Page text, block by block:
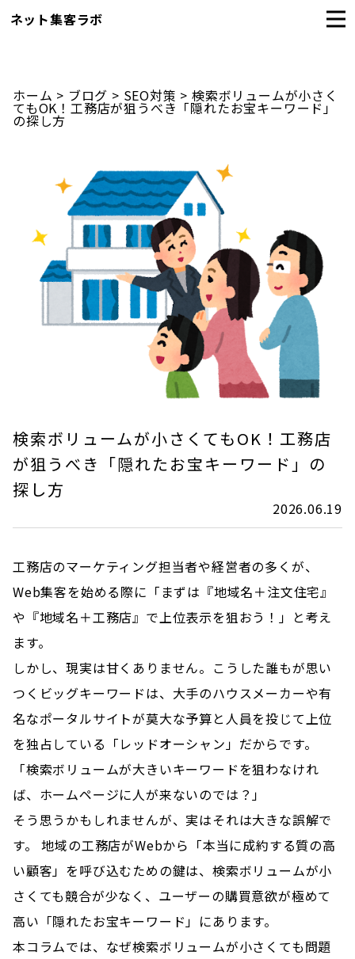
ネット集客ラボ
ホーム > ブログ > SEO対策 >検索ボリュームが小さく
てもOK！工務店が狙うべき「隠れたお宝キーワード」
の探し方
検索ボリュームが小さくてもOK！工務店
が狙うべき「隠れたお宝キーワード」の
探し方
2026.06.19
工務店のマーケティング担当者や経営者の多くが、
Web集客を始める際に「まずは『地域名＋注文住宅』
や『地域名＋工務店』で上位表示を狙おう！」と考え
ます。
しかし、現実は甘くありません。こうした誰もが思い
つくビッグキーワードは、大手のハウスメーカーや有
名なポータルサイトが莫大な予算と人員を投じて上位
を独占している「レッドオーシャン」だからです。
「検索ボリュームが大きいキーワードを狙わなけれ
ば、ホームページに人が来ないのでは？」
そう思うかもしれませんが、実はそれは大きな誤解で
す。 地域の工務店がWebから「本当に成約する質の高
い顧客」を呼び込むための鍵は、検索ボリュームが小
さくても競合が少なく、ユーザーの購買意欲が極めて
高い「隠れたお宝キーワード」にあります。
本コラムでは、なぜ検索ボリュームが小さくても問題